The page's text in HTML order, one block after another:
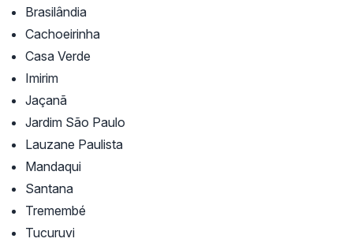
Brasilândia
Cachoeirinha
Casa Verde
Imirim
Jaçanã
Jardim São Paulo
Lauzane Paulista
Mandaqui
Santana
Tremembé
Tucuruvi